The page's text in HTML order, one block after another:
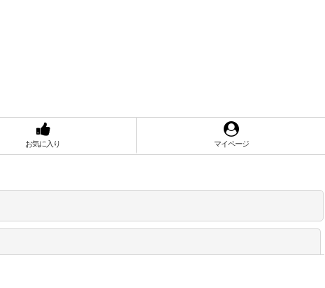
お気に入り マイページ